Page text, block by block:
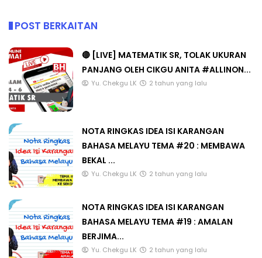
POST BERKAITAN
🔴 [LIVE] MATEMATIK SR, TOLAK UKURAN
PANJANG OLEH CIKGU ANITA #ALLINON...
Yu. Chekgu LK 2 tahun yang lalu
NOTA RINGKAS IDEA ISI KARANGAN
BAHASA MELAYU TEMA #20 : MEMBAWA
BEKAL ...
Yu. Chekgu LK 2 tahun yang lalu
NOTA RINGKAS IDEA ISI KARANGAN
BAHASA MELAYU TEMA #19 : AMALAN
BERJIMA...
Yu. Chekgu LK 2 tahun yang lalu